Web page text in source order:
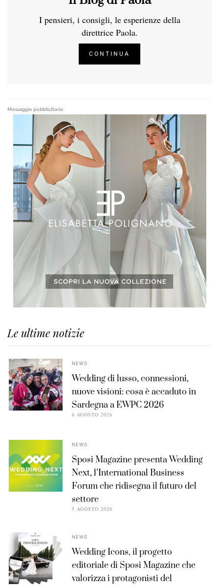
I pensieri, i consigli, le esperienze della
direttrice Paola.
CONTINUA
Messaggio pubblicitario
Le ultime notizie
NEWS
Wedding di lusso, connessioni,
nuove visioni: cosa è accaduto in
Sardegna a EWPC 2026
6 AGOSTO 2026
NEWS
Sposi Magazine presenta Wedding
Next, l’International Business
Forum che ridisegna il futuro del
settore
5 AGOSTO 2026
NEWS
Wedding Icons, il progetto
editoriale di Sposi Magazine che
valorizza i protagonisti del